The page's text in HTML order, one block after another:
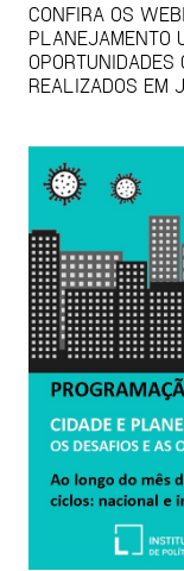
CONFIRA OS
PLANEJAMENTO
REALIZADOS EM